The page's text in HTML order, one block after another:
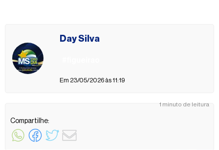
1 minuto de leitura
Day Silva
Em 23/05/2026 às 11:19
Compartilhe: